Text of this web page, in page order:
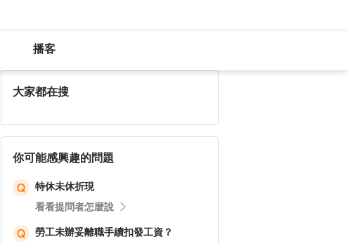
播客
大家都在搜
你可能感興趣的問題
特休未休折現
看看提問者怎麼說
勞工未辦妥離職手續扣發工資？